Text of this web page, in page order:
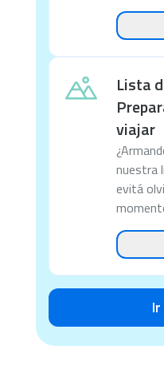
Lista
viajar
nuestra
evitá